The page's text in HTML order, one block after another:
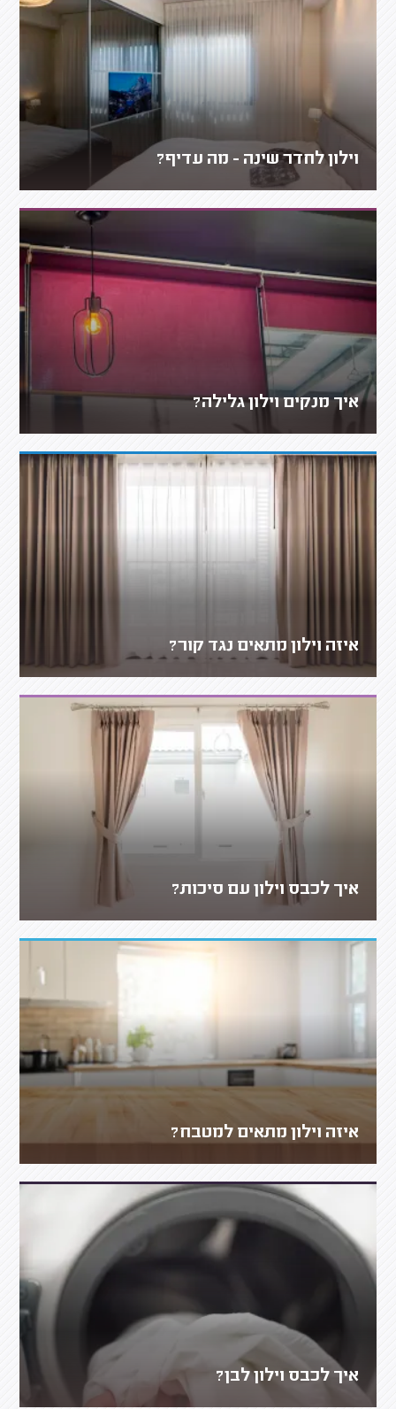
וילון לחדר שינה - מה עדיף?
איך מנקים וילון גלילה?
איזה וילון מתאים נגד קור?
איך לכבס וילון עם סיכות?
איזה וילון מתאים למטבח?
איך לכבס וילון לבן?